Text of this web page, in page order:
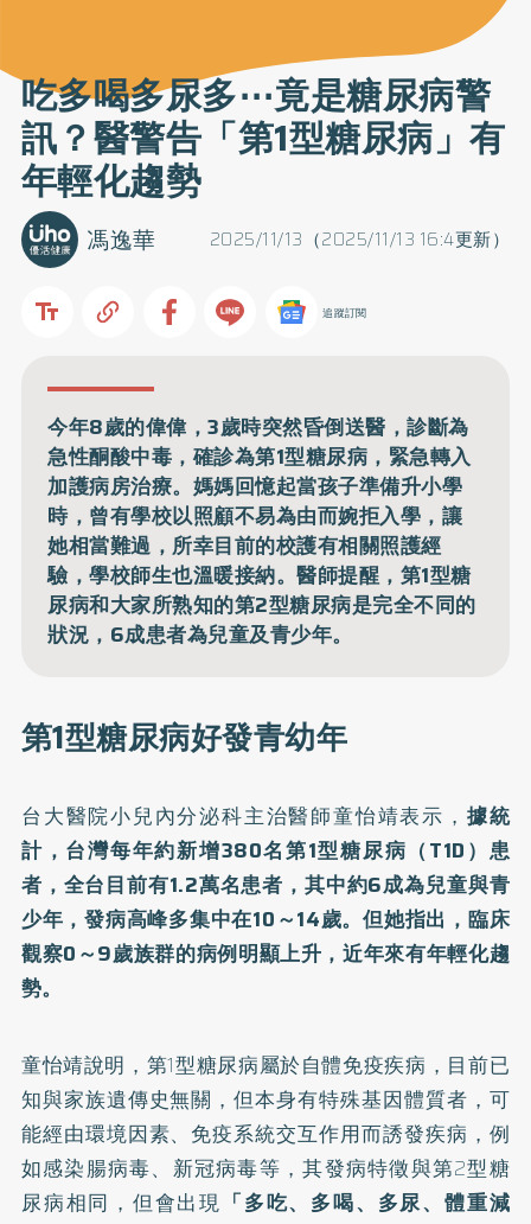
吃多喝多尿多⋯竟是糖尿病警
訊？醫警告「第1型糖尿病」有
年輕化趨勢
2025/11/13（2025/11/13 16:4更新）
馮逸華
追蹤訂閱
今年8歲的偉偉，3歲時突然昏倒送醫，診斷為
急性酮酸中毒，確診為第1型糖尿病，緊急轉入
加護病房治療。媽媽回憶起當孩子準備升小學
時，曾有學校以照顧不易為由而婉拒入學，讓
她相當難過，所幸目前的校護有相關照護經
驗，學校師生也溫暖接納。醫師提醒，第1型糖
尿病和大家所熟知的第2型糖尿病是完全不同的
狀況，6成患者為兒童及青少年。
第1型糖尿病好發青幼年
台大醫院小兒內分泌科主治醫師童怡靖表示， 據統
計，台灣每年約新增380名第1型糖尿病（T1D）患
者，全台目前有1.2萬名患者，其中約6成為兒童與青
少年，發病高峰多集中在10～14歲。但她指出，臨床
觀察0～9歲族群的病例明顯上升，近年來有年輕化趨
勢。
童怡靖說明，第1型糖尿病屬於自體免疫疾病，目前已
知與家族遺傳史無關，但本身有特殊基因體質者，可
能經由環境因素、免疫系統交互作用而誘發疾病，例
如感染腸病毒、新冠病毒等，其發病特徵與第2型糖
尿病相同，但會出現 「多吃、多喝、多尿、體重減